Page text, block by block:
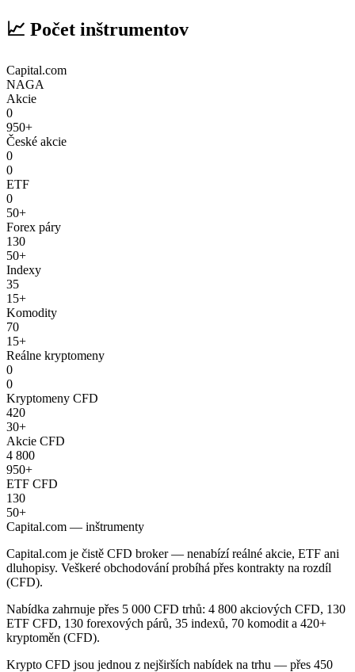
📈 Počet inštrumentov
Capital.com
NAGA
Akcie
0
950+
České akcie
0
0
ETF
0
50+
Forex páry
130
50+
Indexy
35
15+
Komodity
70
15+
Reálne kryptomeny
0
0
Kryptomeny CFD
420
30+
Akcie CFD
4 800
950+
ETF CFD
130
50+
Capital.com — inštrumenty
Capital.com je čistě CFD broker — nenabízí reálné akcie, ETF ani
dluhopisy. Veškeré obchodování probíhá přes kontrakty na rozdíl
(CFD).
Nabídka zahrnuje přes 5 000 CFD trhů: 4 800 akciových CFD, 130
ETF CFD, 130 forexových párů, 35 indexů, 70 komodit a 420+
kryptoměn (CFD).
Krypto CFD jsou jednou z nejširších nabídek na trhu — přes 450